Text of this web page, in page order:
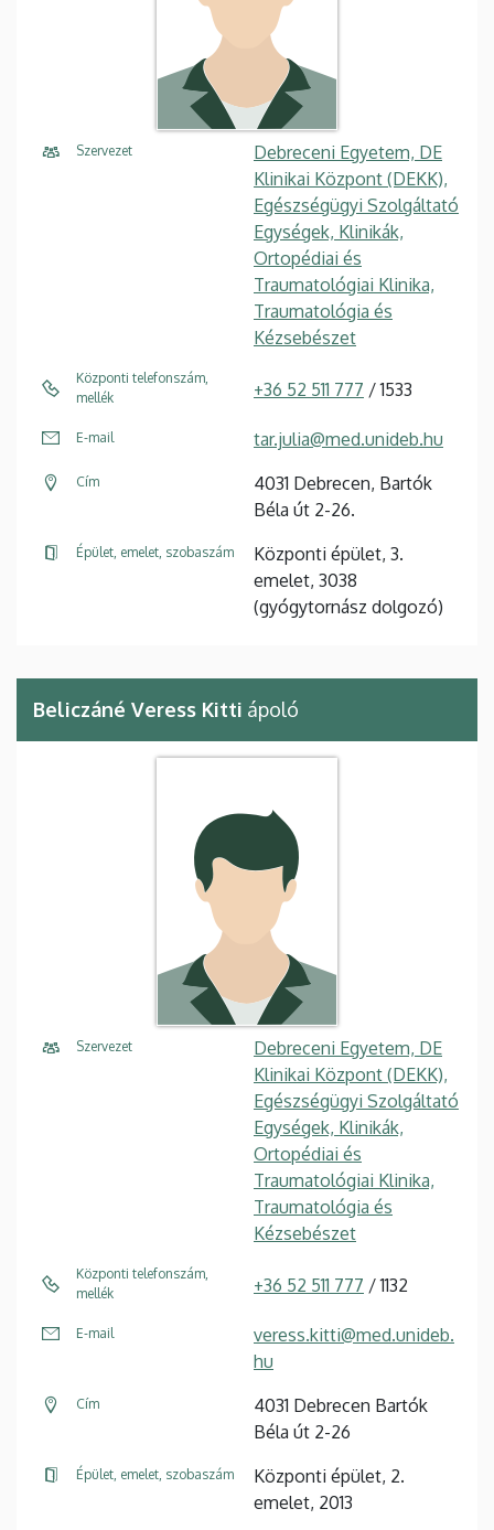
Szervezet
Debreceni Egyetem, DE
Klinikai Központ (DEKK),
Egészségügyi Szolgáltató
Egységek, Klinikák,
Ortopédiai és
Traumatológiai Klinika,
Traumatológia és
Kézsebészet
Központi telefonszám,
mellék
+36 52 511 777 / 1533
E-mail tar.julia@med.unideb.hu
Cím
4031 Debrecen, Bartók
Béla út 2-26.
Épület, emelet, szobaszám
Központi épület, 3.
emelet, 3038
(gyógytornász dolgozó)
Beliczáné Veress Kitti ápoló
Szervezet
Debreceni Egyetem, DE
Klinikai Központ (DEKK),
Egészségügyi Szolgáltató
Egységek, Klinikák,
Ortopédiai és
Traumatológiai Klinika,
Traumatológia és
Kézsebészet
Központi telefonszám,
mellék
+36 52 511 777 / 1132
E-mail
veress.kitti@med.unideb.
hu
Cím
4031 Debrecen Bartók
Béla út 2-26
Épület, emelet, szobaszám
Központi épület, 2.
emelet, 2013